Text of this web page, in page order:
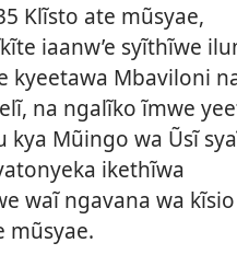
Klĩsto ate mũsyae,
iaanw’e syĩthĩwe
kyeetawa Mbaviloni
na ngalĩko ĩmwe
kya Mũingo wa Ũsĩ
ikethĩwa
waĩ ngavana wa
mũsyae.